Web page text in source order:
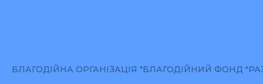
БЛАГОДІЙНА ОРГАНІЗАЦІЯ "БЛАГОДІЙНИЙ ФОНД